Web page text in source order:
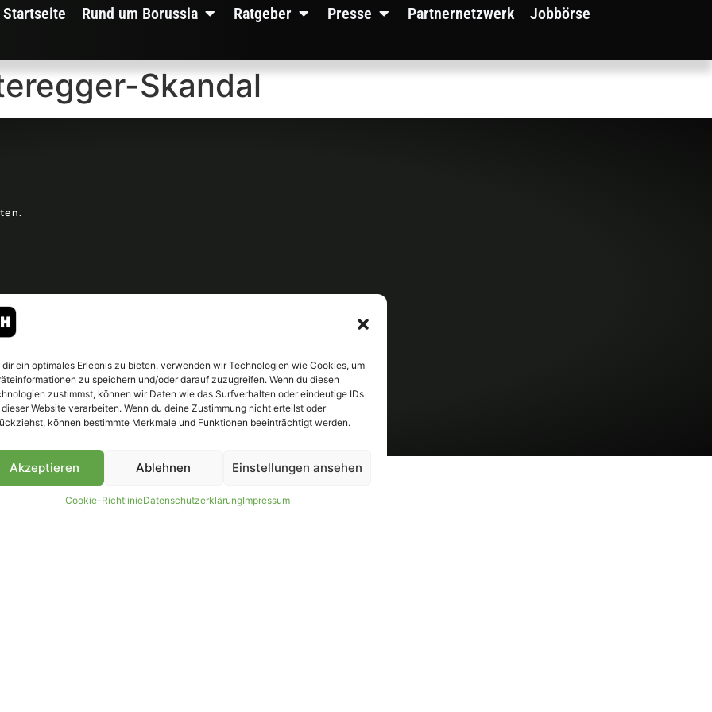
dir ein optimales Erlebnis zu bieten, verwenden wir Technologien wie Cookies, um
zu speichern und/oder darauf zuzugreifen. Wenn du diesen
zustimmst, können wir Daten wie das Surfverhalten oder eindeutige IDs
Website verarbeiten. Wenn du deine Zustimmung nicht erteilst oder
können bestimmte Merkmale und Funktionen beeinträchtigt werden.
Akzeptieren Ablehnen Einstellungen ansehen
Cookie-RichtlinieDatenschutzerklärungImpressum
Startseite Rund um Borussia Ratgeber Presse Partnernetzwerk Jobbörse
Skandal